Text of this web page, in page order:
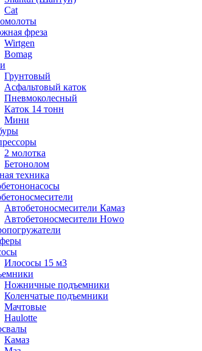
Cat
фреза
Wirtgen
Bomag
Грунтовый
Асфальтовый каток
Пневмоколесный
Каток 14 тонн
Мини
2 молотка
Бетонолом
техника
Автобетоносмесители Камаз
Автобетоносмесители Howo
Илососы 15 м3
Ножничные подъемники
Коленчатые подъемники
Мачтовые
Haulotte
Камаз